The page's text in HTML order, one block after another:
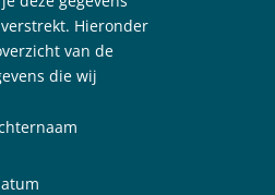
Hieronder
van de
die wij